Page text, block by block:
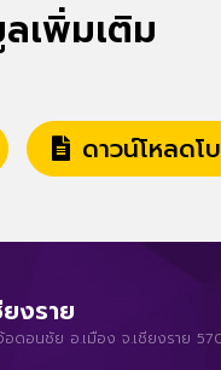
เพิ่มเติม
ดาวน์โหลดโ
งราย
อดอนชัย อ.เมือง จ.เชียงราย